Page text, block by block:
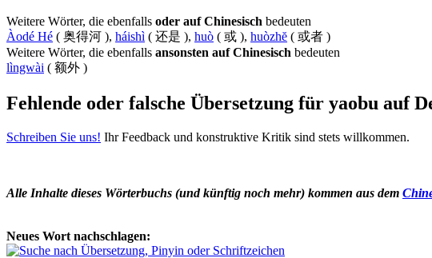
Weitere Wörter, die ebenfalls oder auf Chinesisch bedeuten
Àodé Hé ( 奥得河 ), háishì ( 还是 ), huò ( 或 ), huòzhĕ ( 或者 )
Weitere Wörter, die ebenfalls ansonsten auf Chinesisch bedeuten
lìngwài ( 额外 )
Fehlende oder falsche Übersetzung für yaobu auf
Schreiben Sie uns! Ihr Feedback und konstruktive Kritik sind stets willkommen.
Alle Inhalte dieses Wörterbuchs (und künftig noch mehr) kommen aus dem
Neues Wort nachschlagen: